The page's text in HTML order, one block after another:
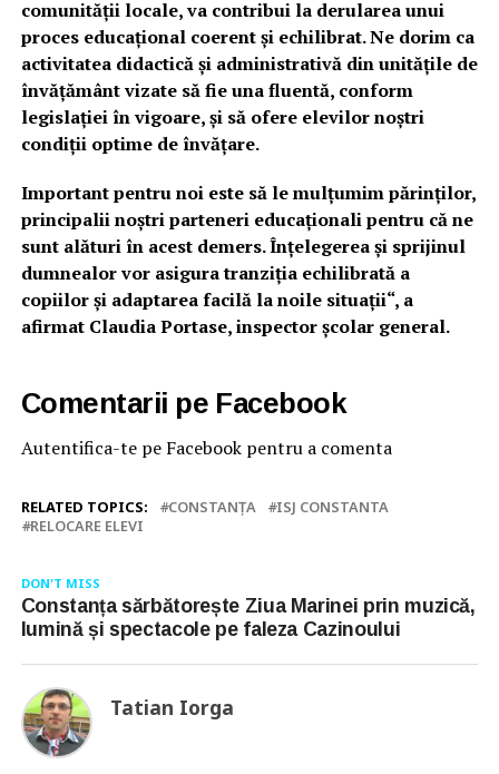
comunității locale, va contribui la derularea unui
proces educațional coerent și echilibrat. Ne dorim ca
activitatea didactică și administrativă din unitățile de
învățământ vizate să fie una fluentă, conform
legislației în vigoare, și să ofere elevilor noștri
condiții optime de învățare.
Important pentru noi este să le mulțumim părinților,
principalii noștri parteneri educaționali pentru că ne
sunt alături în acest demers. Înțelegerea și sprijinul
dumnealor vor asigura tranziția echilibrată a
copiilor și adaptarea facilă la noile situații“, a
afirmat Claudia Portase, inspector școlar general.
Comentarii pe Facebook
Autentifica-te pe Facebook pentru a comenta
RELATED TOPICS: CONSTANŢA
ISJ CONSTANTA
RELOCARE ELEVI
DON'T MISS
Constanța sărbătorește Ziua Marinei prin muzică,
lumină și spectacole pe faleza Cazinoului
Tatian Iorga